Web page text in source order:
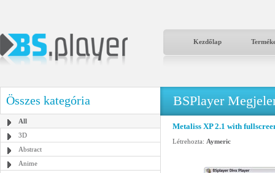
Kezdőlap
Összes kategória
All
3D
Abstract
Anime
BSPlayer
Metaliss XP 2.1 with
Létrehozta: Aymeric